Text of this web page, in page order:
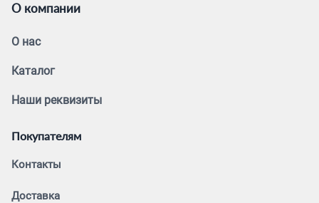
О компании
О нас
Каталог
Наши реквизиты
Покупателям
Контакты
Доставка